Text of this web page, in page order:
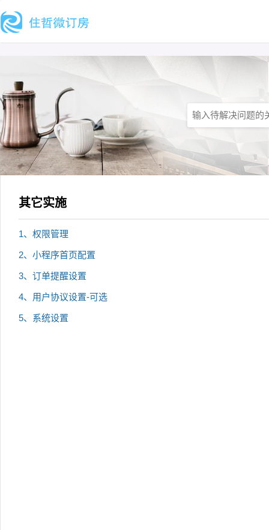
其它实施
1、权限管理
2、小程序首页配置
3、订单提醒设置
4、用户协议设置-可选
5、系统设置